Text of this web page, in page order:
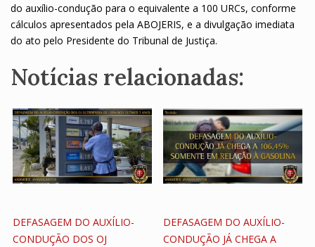
do auxílio-condução para o equivalente a 100 URCs, conforme
cálculos apresentados pela ABOJERIS, e a divulgação imediata
do ato pelo Presidente do Tribunal de Justiça.
Notícias relacionadas:
DEFASAGEM DO AUXÍLIO-
CONDUÇÃO DOS OJ
DEFASAGEM DO AUXÍLIO-
CONDUÇÃO JÁ CHEGA A